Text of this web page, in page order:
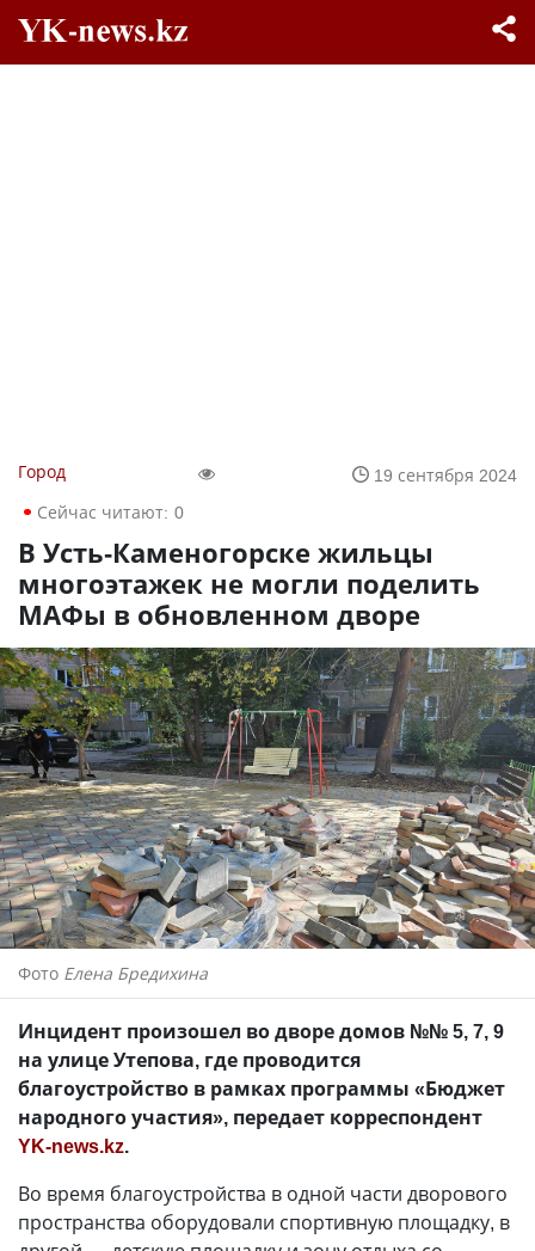
Город
19 сентября 2024
Сейчас читают: 0
В Усть-Каменогорске жильцы
многоэтажек не могли поделить
МАФы в обновленном дворе
Фото Елена Бредихина
Инцидент произошел во дворе домов №№ 5, 7, 9
на улице Утепова, где проводится
благоустройство в рамках программы «Бюджет
народного участия», передает корреспондент
YK-news.kz.
Во время благоустройства в одной части дворового
пространства оборудовали спортивную площадку, в